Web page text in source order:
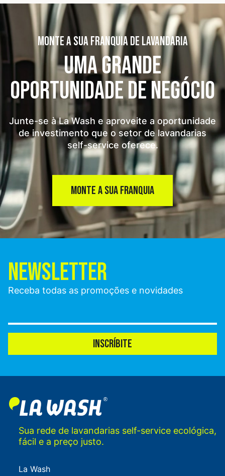
MONTE A SUA FRANQUIA DE LAVANDARIA
UMA GRANDE
OPORTUNIDADE DE NEGÓCIO
Junte-se à La Wash e aproveite a oportunidade
de investimento que o setor de lavandarias
self-service oferece.
MONTE A SUA FRANQUIA
NEWSLETTER
Receba todas as promoções e novidades
INSCRÍBITE
Sua rede de lavandarias self-service ecológica,
fácil e a preço justo.
La Wash